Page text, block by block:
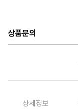
상품문의
상세정보